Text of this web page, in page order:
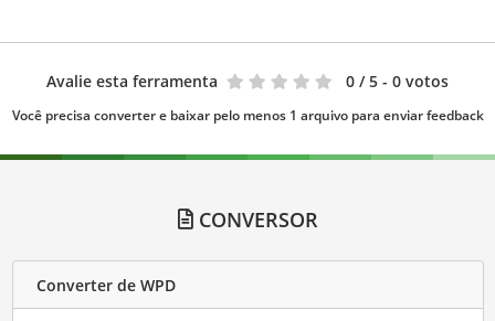
Avalie esta ferramenta 0 / 5 - 0 votos
Você precisa converter e baixar pelo menos 1 arquivo para enviar feedback
CONVERSOR
Converter de WPD